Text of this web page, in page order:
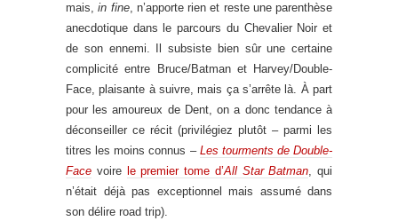
mais,in fine, n’apporte rien et reste une parenthèse
anecdotique dans le parcours du Chevalier Noir et
de son ennemi. Il subsiste bien sûr une certaine
complicité entre Bruce/Batman et Harvey/Double-
Face, plaisante à suivre, mais ça s’arrête là. À part
pour les amoureux de Dent, on a donc tendance à
déconseiller ce récit (privilégiez plutôt – parmi les
titres les moins connus – Les tourments de Double-
Face voire le premier tome d’All Star Batman, qui
n’était déjà pas exceptionnel mais assumé dans
son délire road trip).